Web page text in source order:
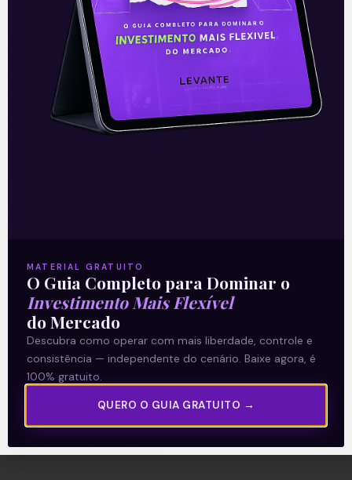
Leia mais
05/03/2021
Termos e Condições
Política de Privacidade
Explore
Artigos
E Eu Com Isso?
Vídeos no Youtube
Manuais de Investimento
MATERIAL GRATUITO
O Guia Completo para Dominar o
Investimento Mais Flexível
do Mercado
Descubra como operar com mais liberdade, controle e
consistência — independente do cenário. Baixe agora, é
100% gratuito.
QUERO O GUIA GRATUITO →